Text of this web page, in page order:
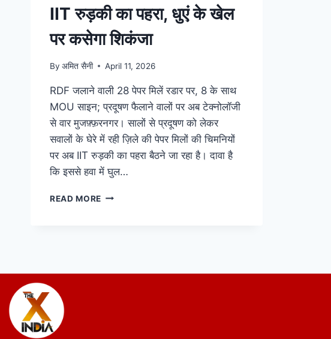
IIT रुड़की का पहरा, धुएं के खेल
पर कसेगा शिकंजा
By अमित सैनी April 11, 2026
RDF जलाने वाली 28 पेपर मिलें रडार पर, 8 के साथ
MOU साइन; प्रदूषण फैलाने वालों पर अब टेक्नोलॉजी
से वार मुजफ़्फ़रनगर। सालों से प्रदूषण को लेकर
सवालों के घेरे में रही ज़िले की पेपर मिलों की चिमनियों
पर अब IIT रुड़की का पहरा बैठने जा रहा है। दावा है
कि इससे हवा में घुल…
READ MORE